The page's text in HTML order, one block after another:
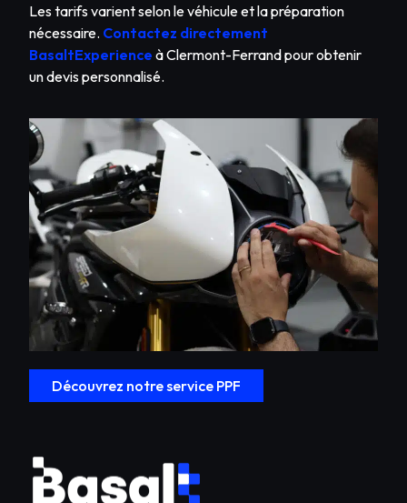
Les tarifs varient selon le véhicule et la préparation
nécessaire. Contactez directement
BasaltExperience à Clermont-Ferrand pour obtenir
un devis personnalisé.
Découvrez notre service PPF